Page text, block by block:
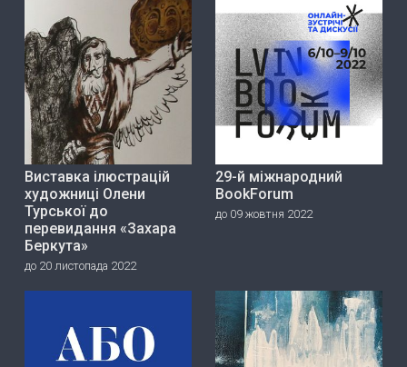
Виставка ілюстрацій
художниці Олени
Турської до
перевидання «Захара
Беркута»
до 20 листопада 2022
29-й міжнародний
BookForum
до 09 жовтня 2022